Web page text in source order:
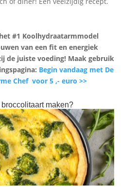
#1 Koolhydraatarmmodel
van een fit en energiek
de juiste voeding! Maak gebruik
Begin vandaag met De
Chef voor 5 ,- euro >>
maken?